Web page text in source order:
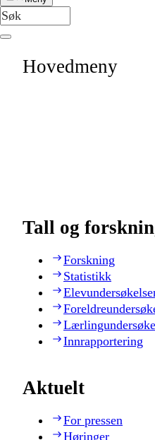
Hovedmeny
Tall og
Forskning
Statistikk
Innrapportering
Aktuelt
For pressen
Høringer